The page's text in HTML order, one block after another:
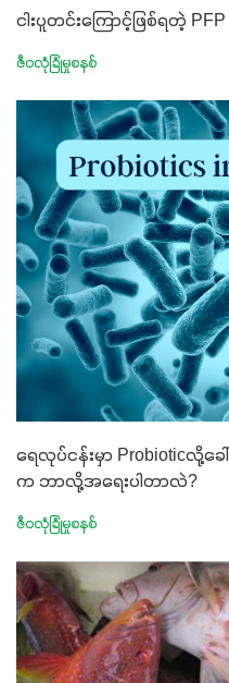
ငါးပူတင်းကြောင့်ဖြစ်ရတဲ့
ဇီဝလုံခြုံမှုစနစ်
ရေလုပ်ငန်းမှာ Probioticလို့
က ဘာလို့အရေးပါတာလဲ?
ဇီဝလုံခြုံမှုစနစ်